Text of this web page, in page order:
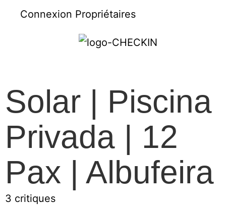
Connexion Propriétaires
Solar | Piscina
Privada | 12
Pax | Albufeira
3 critiques